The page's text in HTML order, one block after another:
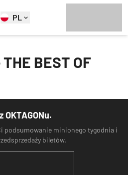
PL
BEST OF
podsumowanie minionego tygodnia i
biletów.